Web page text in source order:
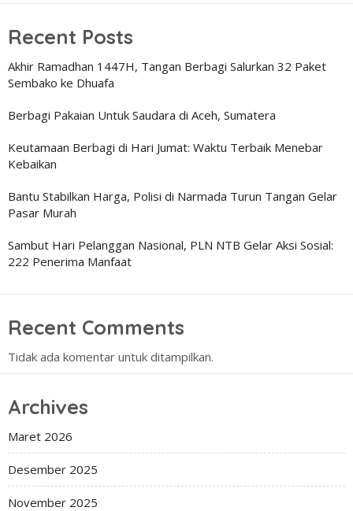
Recent Posts
Akhir Ramadhan 1447H, Tangan Berbagi Salurkan 32 Paket
Sembako ke Dhuafa
Berbagi Pakaian Untuk Saudara di Aceh, Sumatera
Keutamaan Berbagi di Hari Jumat: Waktu Terbaik Menebar
Kebaikan
Bantu Stabilkan Harga, Polisi di Narmada Turun Tangan Gelar
Pasar Murah
Sambut Hari Pelanggan Nasional, PLN NTB Gelar Aksi Sosial:
222 Penerima Manfaat
Recent Comments
Tidak ada komentar untuk ditampilkan.
Archives
Maret 2026
Desember 2025
November 2025